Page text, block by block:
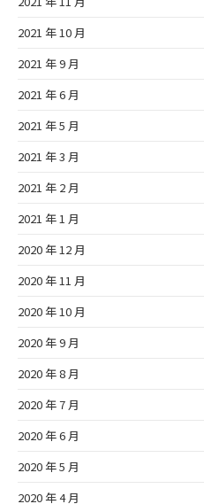
2021 年 10 月
2021 年 9 月
2021 年 6 月
2021 年 5 月
2021 年 3 月
2021 年 2 月
2021 年 1 月
2020 年 12 月
2020 年 11 月
2020 年 10 月
2020 年 9 月
2020 年 8 月
2020 年 7 月
2020 年 6 月
2020 年 5 月
2020 年 4 月